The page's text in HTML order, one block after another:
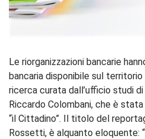
Le riorganizzazioni bancarie
bancaria disponibile sul
ricerca curata dall’ufficio studi
Riccardo Colombani, che è
“il Cittadino”. Il titolo del
Rossetti, è alquanto eloquente: